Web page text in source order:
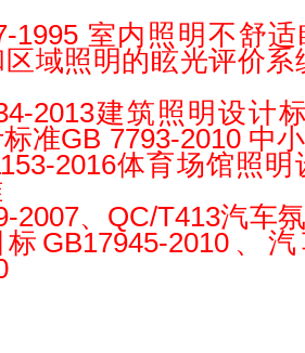
1995 室内照明不舒
域照明的眩光评价系
2013建筑照明设计
准GB 7793-2010 中
2016体育场馆照明
2007、 QC/T413汽车
GB17945-2010 、